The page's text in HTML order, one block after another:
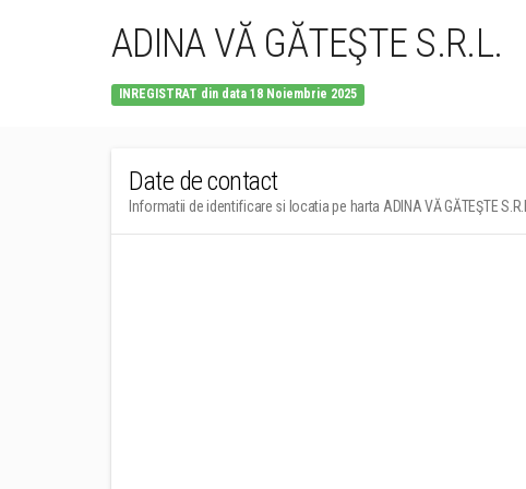
ADINA VĂ GĂTEŞTE S.R.L.
INREGISTRAT din data 18 Noiembrie 2025
Date de contact
Informatii de identificare si locatia pe harta ADINA VĂ GĂTEŞTE S.R.L.